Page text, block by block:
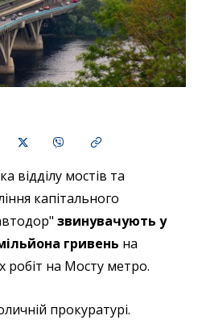
відділу мостів та
капітального
звинувачують у
гривень на
робіт на Мосту метро.
прокуратурі.